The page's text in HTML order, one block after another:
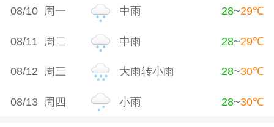
08/10 周一 中雨 28~29℃
08/11 周二 中雨 28~29℃
08/12 周三 大雨转小雨 28~30℃
08/13 周四 小雨 28~30℃